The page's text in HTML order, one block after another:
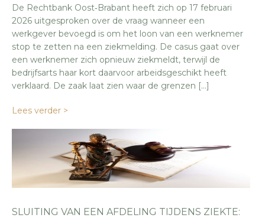
De Rechtbank Oost‑Brabant heeft zich op 17 februari
2026 uitgesproken over de vraag wanneer een
werkgever bevoegd is om het loon van een werknemer
stop te zetten na een ziekmelding. De casus gaat over
een werknemer zich opnieuw ziekmeldt, terwijl de
bedrijfsarts haar kort daarvoor arbeidsgeschikt heeft
verklaard. De zaak laat zien waar de grenzen […]
Lees verder >
SLUITING VAN EEN AFDELING TIJDENS ZIEKTE: